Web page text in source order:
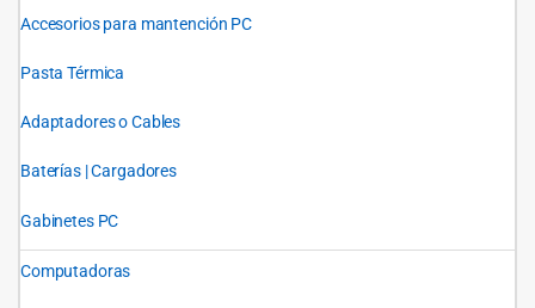
Accesorios para mantención PC
Pasta Térmica
Adaptadores o Cables
Baterías | Cargadores
Gabinetes PC
Computadoras